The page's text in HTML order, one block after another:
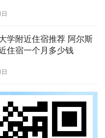
学附近住宿推荐 阿尔斯
住宿一个月多少钱